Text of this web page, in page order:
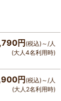
円(税込)～/人
(大人4名利用時)
円(税込)～/人
(大人2名利用時)